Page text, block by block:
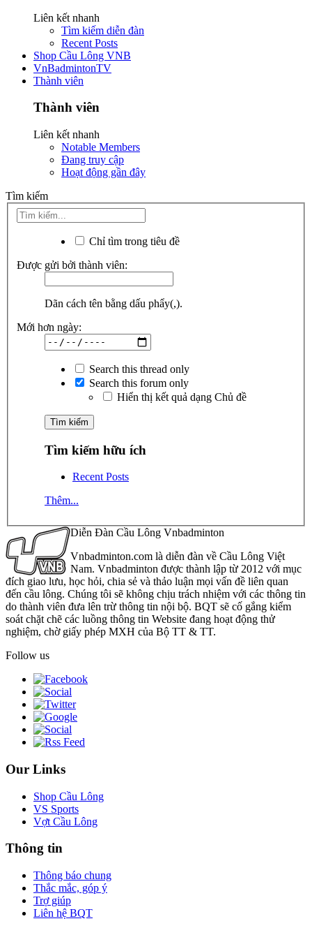
Liên kết nhanh
Tìm kiếm diễn đàn
Recent Posts
Shop Cầu Lông VNB
VnBadmintonTV
Thành viên
Thành viên
Liên kết nhanh
Notable Members
Đang truy cập
Hoạt động gần đây
Tìm kiếm
Chỉ tìm trong tiêu đề
Được gửi bởi thành viên:
Dãn cách tên bằng dấu phẩy(,).
Mới hơn ngày:
Search this thread only
Search this forum only
Hiển thị kết quả dạng Chủ đề
Tìm kiếm hữu ích
Recent Posts
Thêm...
Diễn Đàn Cầu Lông Vnbadminton
Vnbadminton.com là diễn đàn về Cầu Lông Việt
Nam. Vnbadminton được thành lập từ 2012 với mục
đích giao lưu, học hỏi, chia sẻ và thảo luận mọi vấn đề liên quan
đến cầu lông. Chúng tôi sẽ không chịu trách nhiệm với các thông tin
do thành viên đưa lên trừ thông tin nội bộ. BQT sẽ cố gắng kiểm
soát chặt chẽ các luồng thông tin Website đang hoạt động thử
nghiệm, chờ giấy phép MXH của Bộ TT & TT.
Follow us
Our Links
Shop Cầu Lông
VS Sports
Vợt Cầu Lông
Thông tin
Thông báo chung
Thắc mắc, góp ý
Trợ giúp
Liên hệ BQT